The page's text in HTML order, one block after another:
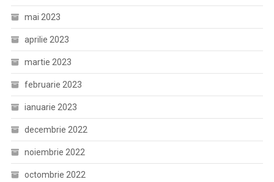
mai 2023
aprilie 2023
martie 2023
februarie 2023
ianuarie 2023
decembrie 2022
noiembrie 2022
octombrie 2022